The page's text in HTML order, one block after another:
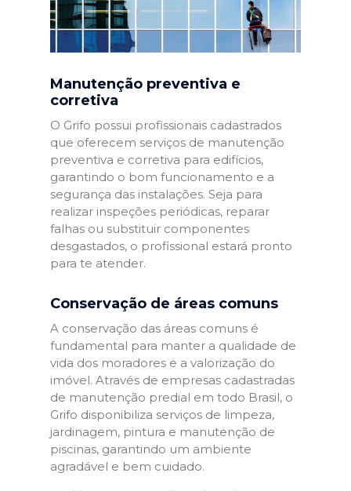
Manutenção preventiva e
corretiva
O Grifo possui profissionais cadastrados
que oferecem serviços de manutenção
preventiva e corretiva para edifícios,
garantindo o bom funcionamento e a
segurança das instalações. Seja para
realizar inspeções periódicas, reparar
falhas ou substituir componentes
desgastados, o profissional estará pronto
para te atender.
Conservação de áreas comuns
A conservação das áreas comuns é
fundamental para manter a qualidade de
vida dos moradores e a valorização do
imóvel. Através de empresas cadastradas
de manutenção predial em todo Brasil, o
Grifo disponibiliza serviços de limpeza,
jardinagem, pintura e manutenção de
piscinas, garantindo um ambiente
agradável e bem cuidado.